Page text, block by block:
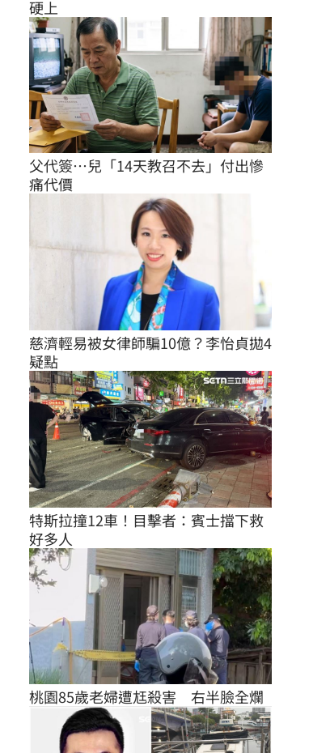
硬上
父代簽…兒「14天教召不去」付出慘
痛代價
慈濟輕易被女律師騙10億？李怡貞拋4
疑點
特斯拉撞12車！目擊者：賓士擋下救
好多人
桃園85歲老婦遭尪殺害　右半臉全爛